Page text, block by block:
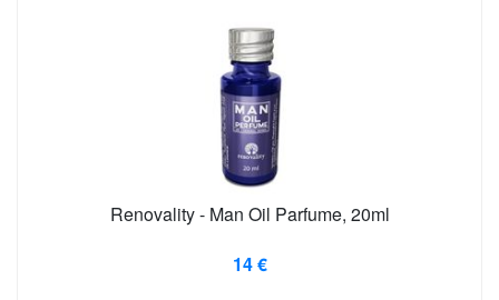
Renovality - Man Oil Parfume, 20ml
14 €